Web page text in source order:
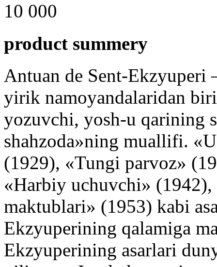
10 000
product summery
Antuan de Sent-Ekzyuperi
yirik namoyandalaridan
yozuvchi, yosh-u qarining
shahzoda»ning muallifi.
(1929), «Tungi parvoz»
«Harbiy uchuvchi»
maktublari» (1953) kabi
Ekzyuperining qalamiga
Ekzyuperining asarlari